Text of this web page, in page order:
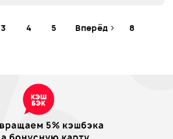
3 4 5 Вперёд 8